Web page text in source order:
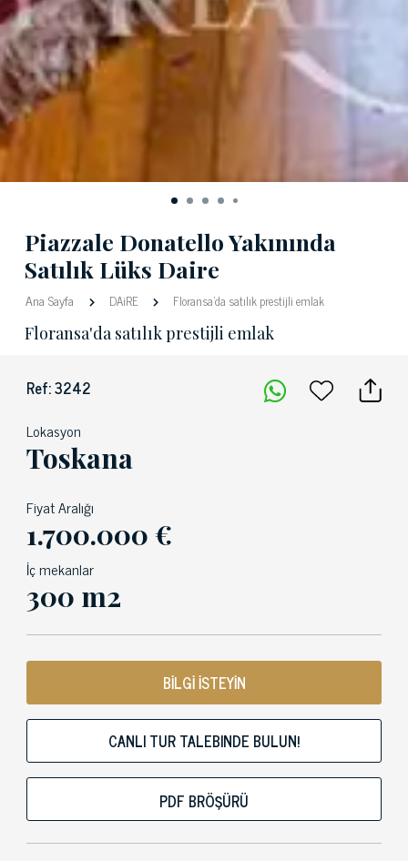
Piazzale Donatello Yakınında
Satılık Lüks Daire
Ana Sayfa DAiRE Floransa'da satılık prestijli emlak
Floransa'da satılık prestijli emlak
Ref: 3242
Lokasyon
Toskana
Fiyat Aralığı
1.700.000 €
İç mekanlar
300 m2
BİLGİ İSTEYİN
CANLI TUR TALEBINDE BULUN!
PDF BRÖŞÜRÜ